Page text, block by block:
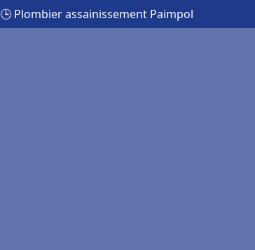
🕒 Plombier assainissement Paimpol